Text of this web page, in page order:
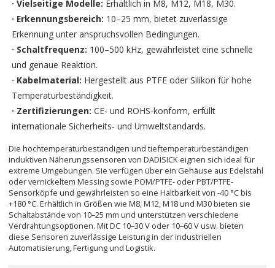
· Vielseitige Modelle: Erhältlich in M8, M12, M18, M30.
· Erkennungsbereich: 10–25 mm, bietet zuverlässige
Erkennung unter anspruchsvollen Bedingungen.
· Schaltfrequenz: 100–500 kHz, gewährleistet eine schnelle
und genaue Reaktion.
· Kabelmaterial: Hergestellt aus PTFE oder Silikon für hohe
Temperaturbeständigkeit.
· Zertifizierungen: CE- und ROHS-konform, erfüllt
internationale Sicherheits- und Umweltstandards.
Die hochtemperaturbeständigen und tieftemperaturbeständigen
induktiven Näherungssensoren von DADISICK eignen sich ideal für
extreme Umgebungen. Sie verfügen über ein Gehäuse aus Edelstahl
oder vernickeltem Messing sowie POM/PTFE- oder PBT/PTFE-
Sensorköpfe und gewährleisten so eine Haltbarkeit von -40 °C bis
+180 °C. Erhältlich in Größen wie M8, M12, M18 und M30 bieten sie
Schaltabstände von 10–25 mm und unterstützen verschiedene
Verdrahtungsoptionen. Mit DC 10–30 V oder 10–60 V usw. bieten
diese Sensoren zuverlässige Leistung in der industriellen
Automatisierung, Fertigung und Logistik.